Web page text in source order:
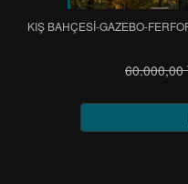
KIŞ BAHÇESİ-GAZEBO-
60.000,00